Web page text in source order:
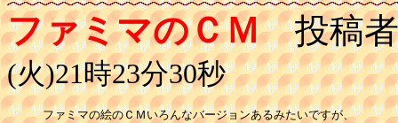
ファミマのＣＭ投稿
(火)21時23分30秒
ファミマの絵のＣＭいろんなバージョンあるみたいですが、